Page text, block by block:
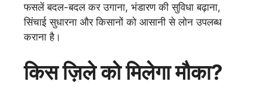
फसलें बदल-बदल कर उगाना, भंडारण की सुविधा बढ़ाना,
सिंचाई सुधारना और किसानों को आसानी से लोन उपलब्ध
कराना है।
किस ज़िले को मिलेगा मौका?